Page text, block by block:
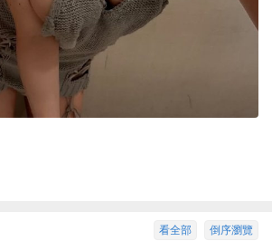
倒序瀏覽
看全部